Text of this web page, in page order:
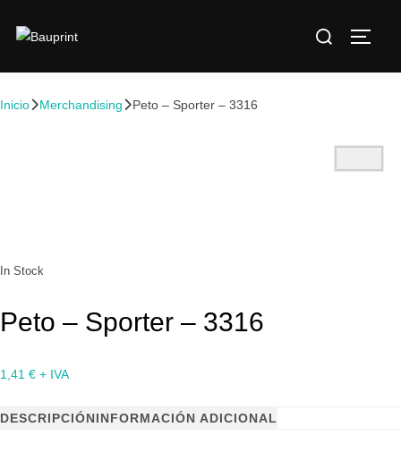
Inicio Merchandising Peto – Sporter – 3316
In Stock
Peto – Sporter – 3316
1,41 € + IVA
DESCRIPCIÓNINFORMACIÓN ADICIONAL